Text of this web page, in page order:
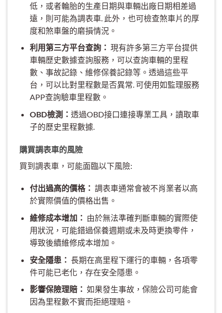
低，或者輪胎的生產日期與車輛出廠日期相差過
遠，則可能為調表車. 此外，也可檢查煞車片的厚
度和煞車盤的磨損情況。
利用第三方平台查詢： 現有許多第三方平台提供
車輛歷史數據查詢服務，可以查詢車輛的里程
數、事故記錄、維修保養記錄等。透過這些平
台，可以比對里程數是否異常. 可使用如監理服務
APP查詢驗車里程數。
OBD檢測： 透過OBD接口連接專業工具，讀取車
子的歷史里程數據.
購買調表車的風險
買到調表車，可能面臨以下風險:
付出過高的價格： 調表車通常會被不肖業者以高
於實際價值的價格出售。
維修成本增加： 由於無法準確判斷車輛的實際使
用狀況，可能錯過保養週期或未及時更換零件，
導致後續維修成本增加。
安全隱患： 長期在高里程下運行的車輛，各項零
件可能已老化，存在安全隱患。
影響保險理賠： 如果發生事故，保險公司可能會
因為里程數不實而拒絕理賠。